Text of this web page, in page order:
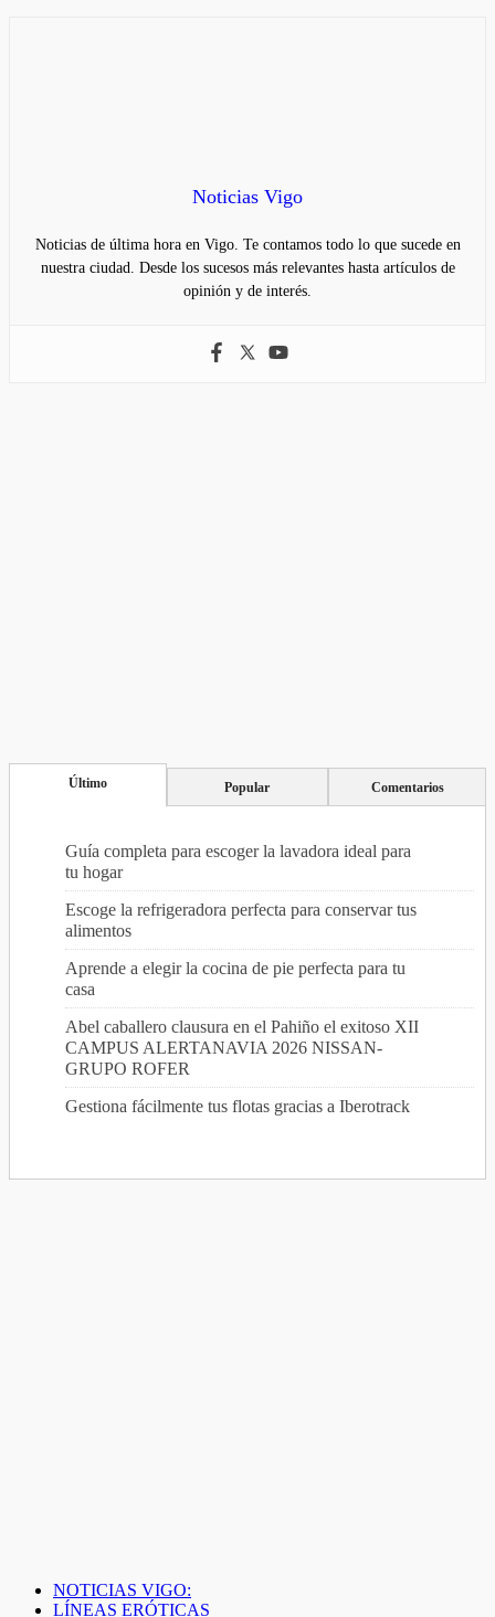
Noticias Vigo
Noticias de última hora en Vigo. Te contamos todo lo que sucede en
nuestra ciudad. Desde los sucesos más relevantes hasta artículos de
opinión y de interés.
Último Popular Comentarios
Guía completa para escoger la lavadora ideal para
tu hogar
Escoge la refrigeradora perfecta para conservar tus
alimentos
Aprende a elegir la cocina de pie perfecta para tu
casa
Abel caballero clausura en el Pahiño el exitoso XII
CAMPUS ALERTANAVIA 2026 NISSAN-
GRUPO ROFER
Gestiona fácilmente tus flotas gracias a Iberotrack
NOTICIAS VIGO:
LÍNEAS ERÓTICAS